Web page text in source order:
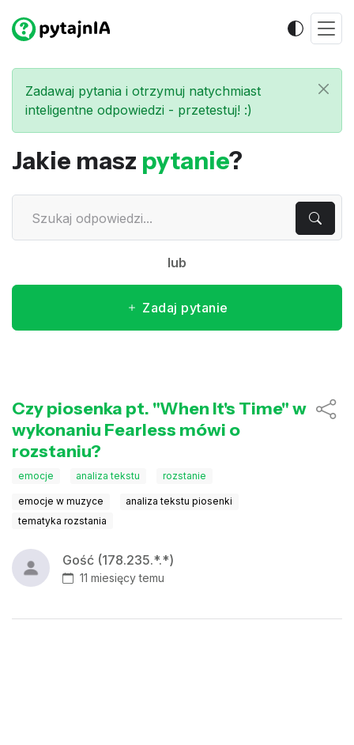
Zadawaj pytania i otrzymuj natychmiast
inteligentne odpowiedzi - przetestuj! :)
Jakie masz pytanie?
lub
Zadaj pytanie
Czy piosenka pt. "When It's Time" w
wykonaniu Fearless mówi o
rozstaniu?
emocje analiza tekstu rozstanie
emocje w muzyce
analiza tekstu piosenki
tematyka rozstania
Gość (178.235.*.*)
11 miesięcy temu